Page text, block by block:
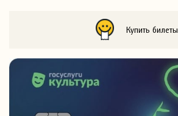
Купить билеты